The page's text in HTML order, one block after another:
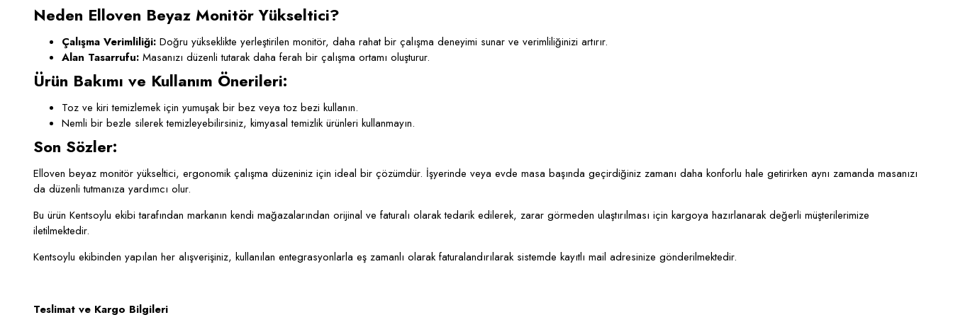
Neden Elloven Beyaz Monitör Yükseltici?
Çalışma Verimliliği: Doğru yükseklikte yerleştirilen monitör, daha rahat bir çalışma deneyimi sunar ve verimliliğinizi artırır.
Alan Tasarrufu: Masanızı düzenli tutarak daha ferah bir çalışma ortamı oluşturur.
Ürün Bakımı ve Kullanım Önerileri:
Toz ve kiri temizlemek için yumuşak bir bez veya toz bezi kullanın.
Nemli bir bezle silerek temizleyebilirsiniz, kimyasal temizlik ürünleri kullanmayın.
Son Sözler:
Elloven beyaz monitör yükseltici, ergonomik çalışma düzeniniz için ideal bir çözümdür. İşyerinde veya evde masa başında geçirdiğiniz zamanı daha konforlu hale getirirken aynı zamanda masanızı
da düzenli tutmanıza yardımcı olur.
Bu ürün Kentsoylu ekibi tarafından markanın kendi mağazalarından orijinal ve faturalı olarak tedarik edilerek, zarar görmeden ulaştırılması için kargoya hazırlanarak değerli müşterilerimize
iletilmektedir.
Kentsoylu ekibinden yapılan her alışverişiniz, kullanılan entegrasyonlarla eş zamanlı olarak faturalandırılarak sistemde kayıtlı mail adresinize gönderilmektedir.
Teslimat ve Kargo Bilgileri